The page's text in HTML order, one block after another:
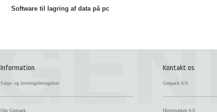
Software til lagring af data på pc
Information
Salgs- og leveringsbetingelser
Om Genpack
Kontakt os
Genpack A/S
Hirsemarken 6-8